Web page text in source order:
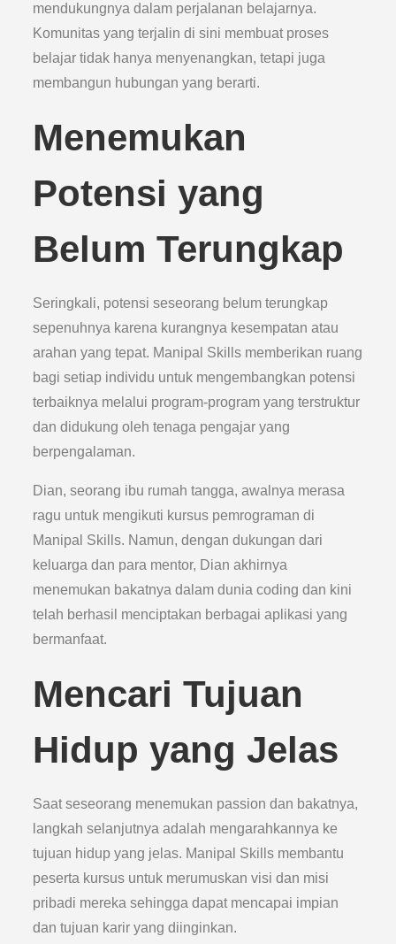
mendukungnya dalam perjalanan belajarnya.
Komunitas yang terjalin di sini membuat proses
belajar tidak hanya menyenangkan, tetapi juga
membangun hubungan yang berarti.
Menemukan
Potensi yang
Belum Terungkap
Seringkali, potensi seseorang belum terungkap
sepenuhnya karena kurangnya kesempatan atau
arahan yang tepat. Manipal Skills memberikan ruang
bagi setiap individu untuk mengembangkan potensi
terbaiknya melalui program-program yang terstruktur
dan didukung oleh tenaga pengajar yang
berpengalaman.
Dian, seorang ibu rumah tangga, awalnya merasa
ragu untuk mengikuti kursus pemrograman di
Manipal Skills. Namun, dengan dukungan dari
keluarga dan para mentor, Dian akhirnya
menemukan bakatnya dalam dunia coding dan kini
telah berhasil menciptakan berbagai aplikasi yang
bermanfaat.
Mencari Tujuan
Hidup yang Jelas
Saat seseorang menemukan passion dan bakatnya,
langkah selanjutnya adalah mengarahkannya ke
tujuan hidup yang jelas. Manipal Skills membantu
peserta kursus untuk merumuskan visi dan misi
pribadi mereka sehingga dapat mencapai impian
dan tujuan karir yang diinginkan.